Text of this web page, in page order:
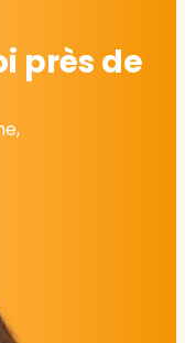
près de